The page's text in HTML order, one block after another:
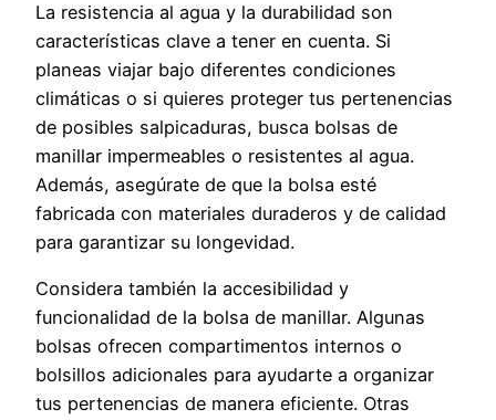
La resistencia al agua y la durabilidad son
características clave a tener en cuenta. Si
planeas viajar bajo diferentes condiciones
climáticas o si quieres proteger tus pertenencias
de posibles salpicaduras, busca bolsas de
manillar impermeables o resistentes al agua.
Además, asegúrate de que la bolsa esté
fabricada con materiales duraderos y de calidad
para garantizar su longevidad.
Considera también la accesibilidad y
funcionalidad de la bolsa de manillar. Algunas
bolsas ofrecen compartimentos internos o
bolsillos adicionales para ayudarte a organizar
tus pertenencias de manera eficiente. Otras